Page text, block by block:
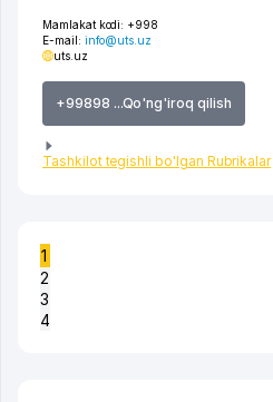
Mamlakat kodi: +998
E-mail: info@uts.uz
uts.uz
+99898 ...Qo'ng'iroq qilish
Tashkilot tegishli bo'lgan Rubrikalar
1
2
3
4